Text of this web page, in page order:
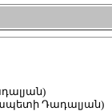
Դադալյան)